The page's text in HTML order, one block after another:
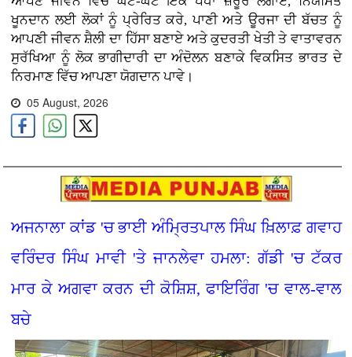
ਖੂਨਦਾਨ ਲਈ ਲੋਕਾਂ ਨੂੰ ਪ੍ਰੇਰਿਤ ਕਰੇ, ਪਾਣੀ ਅਤੇ ਊਰਜਾ ਦੀ ਬੱਚਤ ਨੂੰ
ਆਪਣੀ ਜੀਵਨ ਸ਼ੈਲੀ ਦਾ ਹਿੱਸਾ ਬਣਾਏ ਅਤੇ ਕੁਦਰਤੀ ਖੇਤੀ ਤੇ ਵਾਤਾਵਰਨ
ਸੁਰੱਖਿਆ ਨੂੰ ਲੋਕ ਭਾਗੀਦਾਰੀ ਦਾ ਅੰਦੋਲਨ ਬਣਾਕੇ ਵਿਕਸਿਤ ਭਾਰਤ ਦੇ
ਨਿਰਮਾਣ ਵਿੱਚ ਆਪਣਾ ਯੋਗਦਾਨ ਪਾਵੇ।
05 August, 2026
ਅਜਨਾਲਾ ਕਾਂਡ 'ਚ ਭਾਈ ਅੰਮ੍ਰਿਤਪਾਲ ਸਿੰਘ ਖ਼ਿਲਾਫ਼ ਗਵਾਹ
ਵਰਿੰਦਰ ਸਿੰਘ ਮਾਵੀ 'ਤੇ ਜਾਨਲੇਵਾ ਹਮਲਾ: ਗੱਡੀ 'ਚ ਟੱਕਰ
ਮਾਰ ਕੇ ਅਗਵਾ ਕਰਨ ਦੀ ਕੋਸ਼ਿਸ਼, ਫਾਇਰਿੰਗ 'ਚ ਵਾਲ-ਵਾਲ
ਬਚੇ